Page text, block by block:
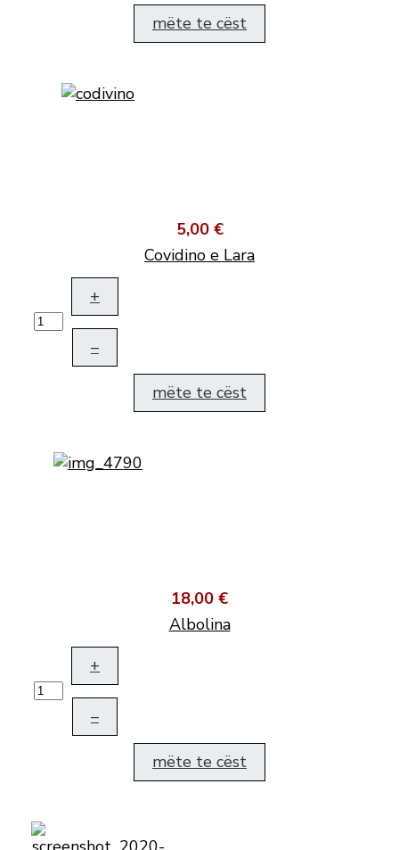
mëte te cëst
5,00 €
Covidino e Lara
+
–
mëte te cëst
18,00 €
Albolina
+
–
mëte te cëst